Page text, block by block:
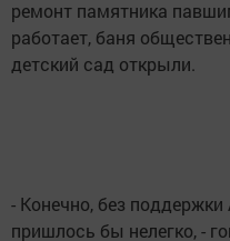
ремонт памятника
работает, баня
детский сад открыли.
- Конечно, без
пришлось бы нелегко, -